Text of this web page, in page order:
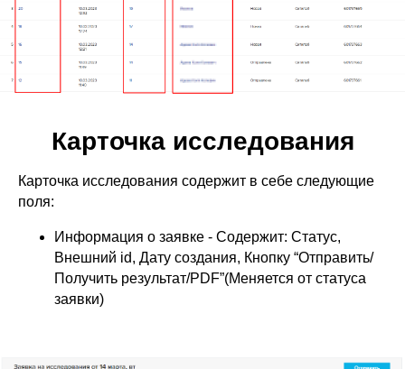
Карточка исследования
Карточка исследования содержит в себе следующие
поля:
Информация о заявке - Содержит: Статус,
Внешний id, Дату создания, Кнопку “Отправить/
Получить результат/PDF”(Меняется от статуса
заявки)